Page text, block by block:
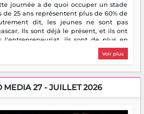
journée a de quoi occuper un stade
25 ans représentent plus de 60% de
dit, les jeunes ne sont pas
Ils sont déjà le présent, et ils ont
l'entrepreneuriat, ils sont de plus en
se lancer, à créer, à risquer — souvent
sans aide, mais toujours avec cette
Aina Rasamoelina vient de décrocher le
Afrique. Miangaly Elia rafle le Prix
la torche. Alors oui, on pourrait
Voir plus
MEDIA 27 - JUILLET 2026